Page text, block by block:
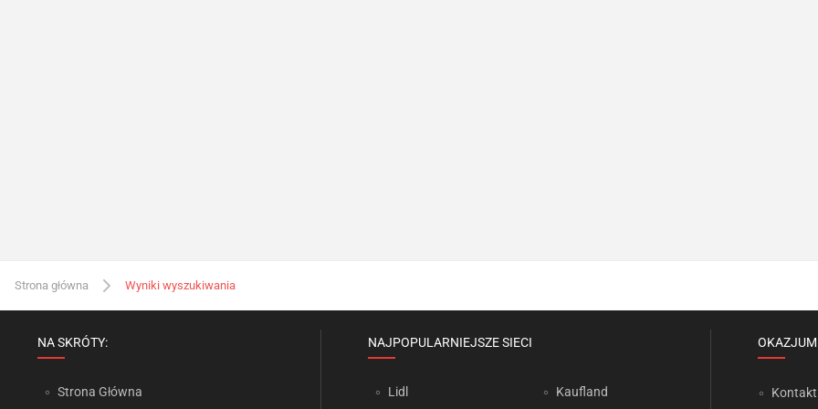
Strona główna Wyniki wyszukiwania
NA SKRÓTY:
Strona Główna
NAJPOPULARNIEJSZE SIECI
Lidl Kaufland Kontakt